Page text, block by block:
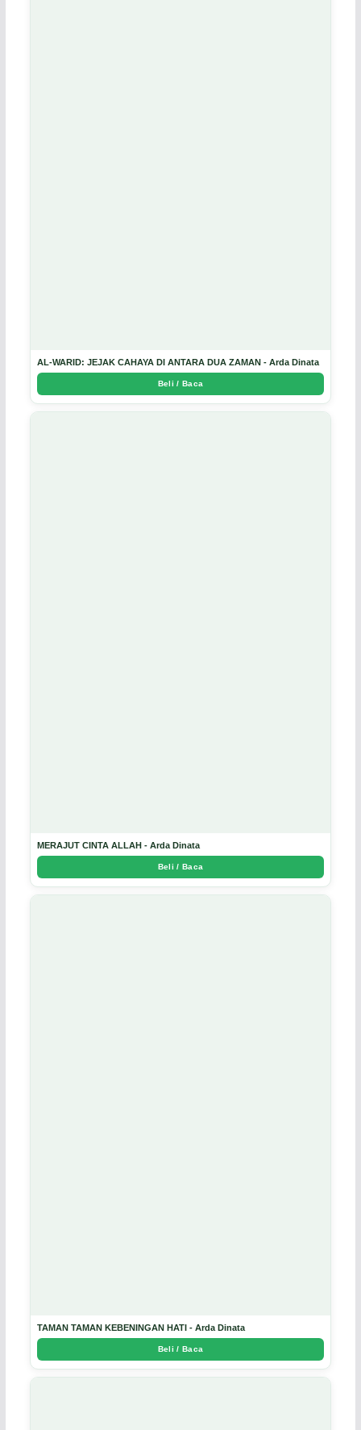
AL-WARID: JEJAK CAHAYA DI ANTARA DUA ZAMAN - Arda Dinata
Beli / Baca
MERAJUT CINTA ALLAH - Arda Dinata
Beli / Baca
TAMAN TAMAN KEBENINGAN HATI - Arda Dinata
Beli / Baca